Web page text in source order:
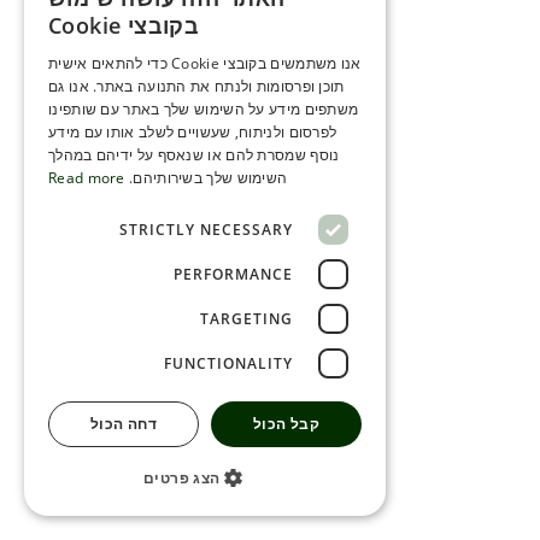
ENGLISH
SERBIA
HEBREW
RUSSIAN
SERBIAN-2
בקובצי Cookie
אנו משתמשים בקובצי Cookie כדי להתאים אישית
תוכן ופרסומות ולנתח את התנועה באתר. אנו גם
משתפים מידע על השימוש שלך באתר עם שותפינו
לפרסום ולניתוח, שעשויים לשלב אותו עם מידע
נוסף שמסרת להם או שנאסף על ידיהם במהלך
השימוש שלך בשירותיהם. Read more
STRICTLY NECESSARY
PERFORMANCE
TARGETING
FUNCTIONALITY
קבל הכול דחה הכול
הצג פרטים